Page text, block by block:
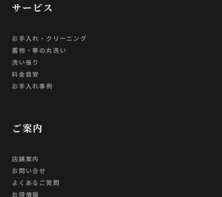
サービス
お手入れ・クリーニング
着物・帯の丸洗い
洗い張り
料金目安
お手入れ事例
ご案内
店舗案内
お問い合せ
よくあるご質問
お得情報